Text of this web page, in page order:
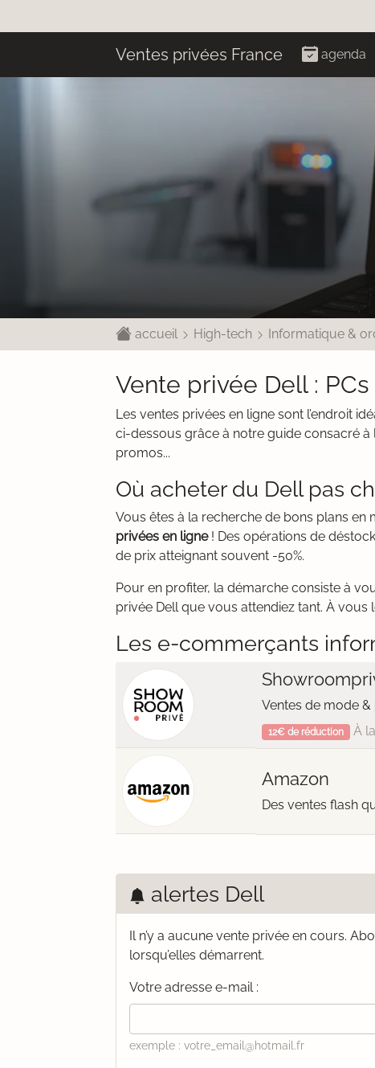
Ventes privées France agenda
accueil High-tech Informatique &
Vente privée Dell :
Les ventes privées en ligne sont l’endroit
ci-dessous grâce à notre guide consacré
promos...
Où acheter du Dell pas
Vous êtes à la recherche de bons plans
privées en ligne! Des opérations de
de prix atteignant souvent -50%.
Pour en profiter, la démarche consiste à
privée Dell que vous attendiez tant. À
Les e-commerçants
Ventes de mode
12€ de réduction À
Amazon
Des ventes flash
alertes Dell
Il n’y a aucune vente privée en cours.
lorsqu’elles démarrent.
Votre adresse e-mail :
exemple : votre_email@hotmail.fr